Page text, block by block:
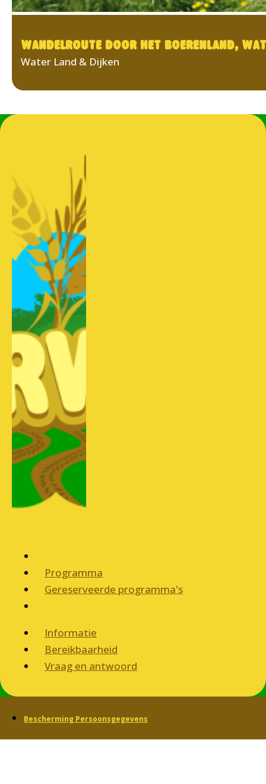
WANDELROUTE DOOR HET BOERENLAND,
Water Land & Dijken
Programma
Gereserveerde programma's
Informatie
Bereikbaarheid
Vraag en antwoord
Bescherming Persoonsgegevens